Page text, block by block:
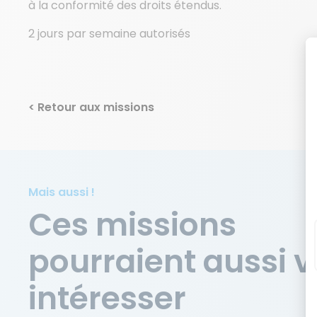
à la conformité des droits étendus.
2 jours par semaine autorisés
< Retour aux missions
Mais aussi !
Ces missions
pourraient aussi
intéresser